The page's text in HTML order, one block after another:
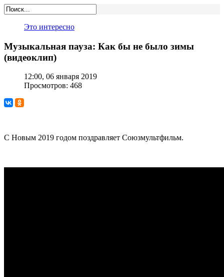
Это интересно
Музыкальная пауза: Как бы не было зимы
(видеоклип)
12:00, 06 января 2019
Просмотров: 468
С Новым 2019 годом поздравляет Союзмультфильм.